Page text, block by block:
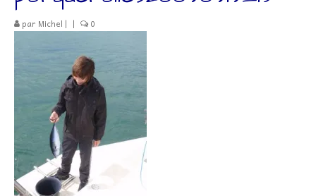
Organisation
Embarquez
Bateaux
Adhérer à l’association
Adhésion – Coût Sorties
Préparatifs
par Michel | | 0